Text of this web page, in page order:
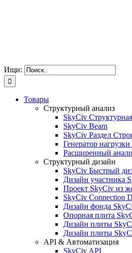
Ищи:
Товары
Структурный анализ
SkyCiv
SkyCiv Beam
SkyCiv Раздел
Генератор
Расширенный
Структурный дизайн
SkyCiv Быстрый
Дизайн участника
Проект SkyCiv из
SkyCiv Connection
Дизайн фонда
Опорная плита
Дизайн плиты
Дизайн плиты
API & Автоматизация
SkyCiv API